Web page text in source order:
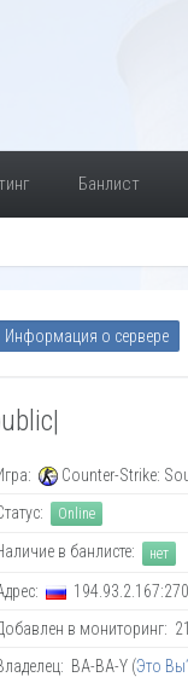
Банлист
Информация о сервере
Counter-Strike:
Online
в банлисте: нет
в мониторинг:
BA-BA-Y (Это